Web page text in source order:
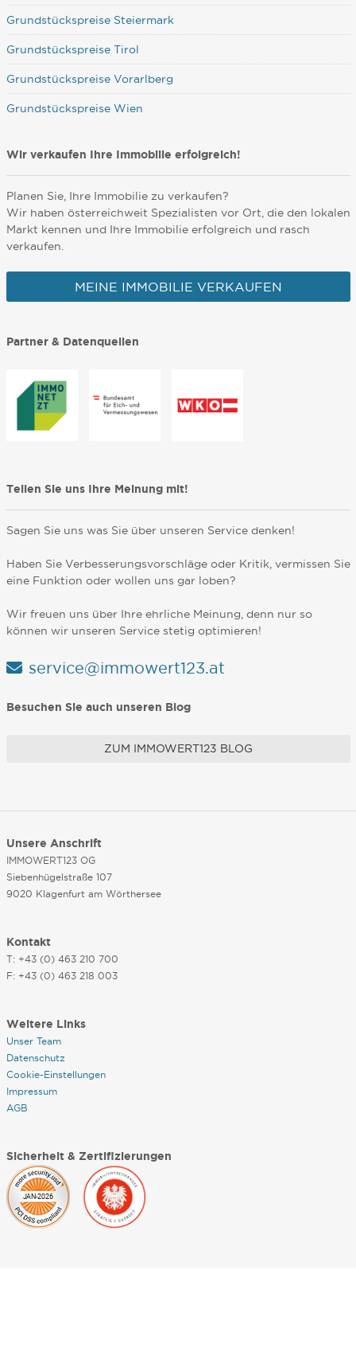
Grundstückspreise Steiermark
Grundstückspreise Tirol
Grundstückspreise Vorarlberg
Grundstückspreise Wien
Wir verkaufen Ihre Immobilie erfolgreich!
Planen Sie, Ihre Immobilie zu verkaufen?
Wir haben österreichweit Spezialisten vor Ort, die den lokalen
Markt kennen und Ihre Immobilie erfolgreich und rasch
verkaufen.
MEINE IMMOBILIE VERKAUFEN
Partner & Datenquellen
Teilen Sie uns Ihre Meinung mit!
Sagen Sie uns was Sie über unseren Service denken!
Haben Sie Verbesserungsvorschläge oder Kritik, vermissen Sie
eine Funktion oder wollen uns gar loben?
Wir freuen uns über Ihre ehrliche Meinung, denn nur so
können wir unseren Service stetig optimieren!
service@immowert123.at
Besuchen Sie auch unseren Blog
ZUM IMMOWERT123 BLOG
Unsere Anschrift
IMMOWERT123 OG
Siebenhügelstraße 107
9020 Klagenfurt am Wörthersee
Kontakt
T: +43 (0) 463 210 700
F: +43 (0) 463 218 003
Weitere Links
Unser Team
Datenschutz
Cookie-Einstellungen
Impressum
AGB
Sicherheit & Zertifizierungen